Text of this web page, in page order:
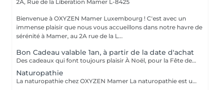
2A, Rue de la Liberation Mamer L-8425
Bienvenue à OXYZEN Mamer Luxembourg ! C'est avec un
immense plaisir que nous vous accueillons dans notre havre de
sérénité à Mamer, au 2A rue de la L...
Bon Cadeau valable 1an, à partir de la date d'achat
Des cadeaux qui font toujours plaisir À Noël, pour la Fête des Mères, des Pères, des Grands-Mères, la Saint-Valentin, un anniversaire ou simplement pour faire plaisir : les bons cadeaux OXYZEN sont l'attention idéale. Offrez à vos proches une véritable expérience de bien-être inoubliable. * Vous pouvez acheter vos bons cadeaux directement en ligne sur Salonkee, de façon simple et sécurisée. * Vous pouvez également les commander via notre site internet : https://www.oxyzen.lu Sur notre site, vous avez la possibilité de recevoir un bon cadeau personnalisé, prêt à être imprimé, utilisable immédiatement. Nos bons cadeaux sont valides 1 an à compter de leur date d'achat. Ils peuvent être envoyés par courrier à l'adresse de votre choix ou reçus par mail immédiatement après validation de votre achat . Et si vous préférez le contact direct, il est aussi possible de venir les récupérer en mains propres sur rendez-vous.
Naturopathie
La naturopathie chez OXYZEN Mamer La naturopathie est une approche naturelle et personnalisée qui aide votre corps à retrouver équilibre et vitalité. Chez OXYZEN, nous mettons l'accent sur l'essentiel : la digestion. Une bonne digestion, c'est moins de ballonnements, plus d'énergie, un meilleur sommeil et des défenses renforcées. Pour cela, nous vous guidons notamment sur les bonnes associations alimentaires, afin de faciliter le travail digestif et d'éviter les inconforts. Chaque séance est un moment d'écoute et de conseils pratiques adaptés à votre rythme : hygiène alimentaire, sommeil, gestion du stress, plantes et solutions naturelles. Pas de frustration : l'idée est d'avancer étape par étape, pour des changements durables. Prenez rendez-vous dès aujourd'hui et découvrez comment améliorer votre bien-être en commençant par votre système digestif. Avertissement : Nos soins sont dédiés au bien-être et à la relaxation. Ils ne remplacent pas un suivi médical et ne relèvent pas de la kinésithérapie.